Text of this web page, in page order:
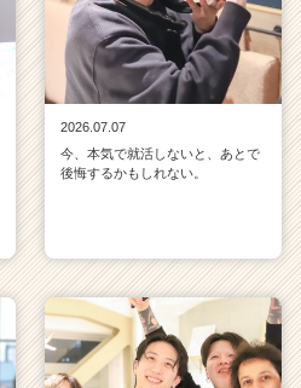
2026.07.07
今、本気で就活しないと、あとで
後悔するかもしれない。